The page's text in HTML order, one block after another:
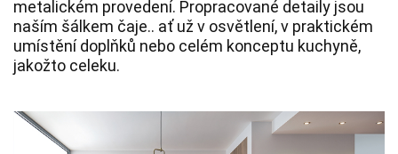
metalickém provedení. Propracované detaily jsou
naším šálkem čaje.. ať už v osvětlení, v praktickém
umístění doplňků nebo celém konceptu kuchyně,
jakožto celeku.